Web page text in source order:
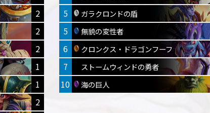
2
2
2
1
1
2
5
ガラクロンドの盾
5
無貌の変性者
6
クロンクス・ドラゴンフーフ
7
ストームウィンドの勇者
10
海の巨人